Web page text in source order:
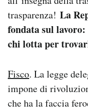
trasparenza! La
fondata sul
chi lotta per
Fisco. La legge
impone di
che ha la faccia